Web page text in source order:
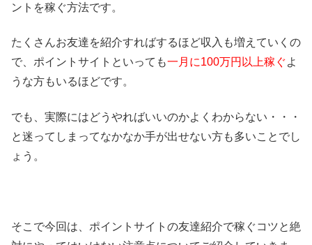
ントを稼ぐ方法です。
たくさんお友達を紹介すればするほど収入も増えていくの
で、ポイントサイトといっても一月に100万円以上稼ぐよ
うな方もいるほどです。
でも、実際にはどうやればいいのかよくわからない・・・
と迷ってしまってなかなか手が出せない方も多いことでし
ょう。
そこで今回は、ポイントサイトの友達紹介で稼ぐコツと絶